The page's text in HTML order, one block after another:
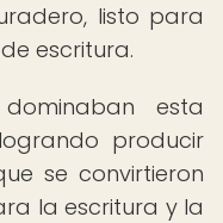
listo para
escritura.
esta
producir
se convirtieron
la escritura y la